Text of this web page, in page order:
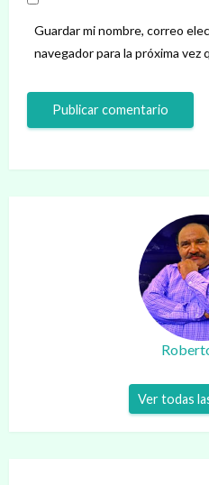
Guardar mi nombre, correo
navegador para la próxima vez
Ver todas